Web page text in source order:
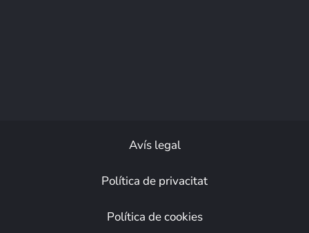
Avís legal
Política de privacitat
Política de cookies